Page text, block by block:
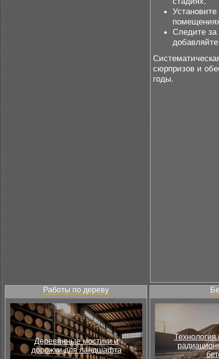
Следите за
сюрпризов и
годы.
Работы по дереву
Деревянные мостики и
дорожки для ландшафта
Технология